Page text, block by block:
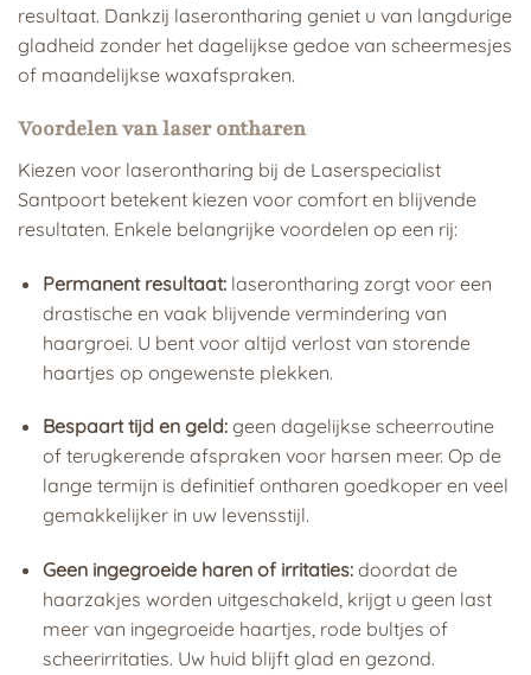
resultaat. Dankzij laserontharing geniet u van langdurige
gladheid zonder het dagelijkse gedoe van scheermesjes
of maandelijkse waxafspraken.
Voordelen van laser ontharen
Kiezen voor laserontharing bij de Laserspecialist
Santpoort betekent kiezen voor comfort en blijvende
resultaten. Enkele belangrijke voordelen op een rij:
Permanent resultaat:laserontharing zorgt voor een
drastische en vaak blijvende vermindering van
haargroei. U bent voor altijd verlost van storende
haartjes op ongewenste plekken.
Bespaart tijd en geld:geen dagelijkse scheerroutine
of terugkerende afspraken voor harsen meer. Op de
lange termijn is definitief ontharen goedkoper en veel
gemakkelijker in uw levensstijl.
Geen ingegroeide haren of irritaties:doordat de
haarzakjes worden uitgeschakeld, krijgt u geen last
meer van ingegroeide haartjes, rode bultjes of
scheerirritaties. Uw huid blijft glad en gezond.